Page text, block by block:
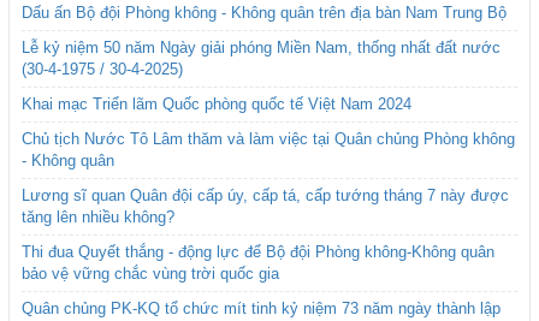
Dấu ấn Bộ đội Phòng không - Không quân trên địa bàn Nam Trung Bộ
Lễ kỷ niệm 50 năm Ngày giải phóng Miền Nam, thống nhất đất nước
(30-4-1975 / 30-4-2025)
Khai mạc Triển lãm Quốc phòng quốc tế Việt Nam 2024
Chủ tịch Nước Tô Lâm thăm và làm việc tại Quân chủng Phòng không
- Không quân
Lương sĩ quan Quân đội cấp úy, cấp tá, cấp tướng tháng 7 này được
tăng lên nhiều không?
Thi đua Quyết thắng - động lực để Bộ đội Phòng không-Không quân
bảo vệ vững chắc vùng trời quốc gia
Quân chủng PK-KQ tổ chức mít tinh kỷ niệm 73 năm ngày thành lập